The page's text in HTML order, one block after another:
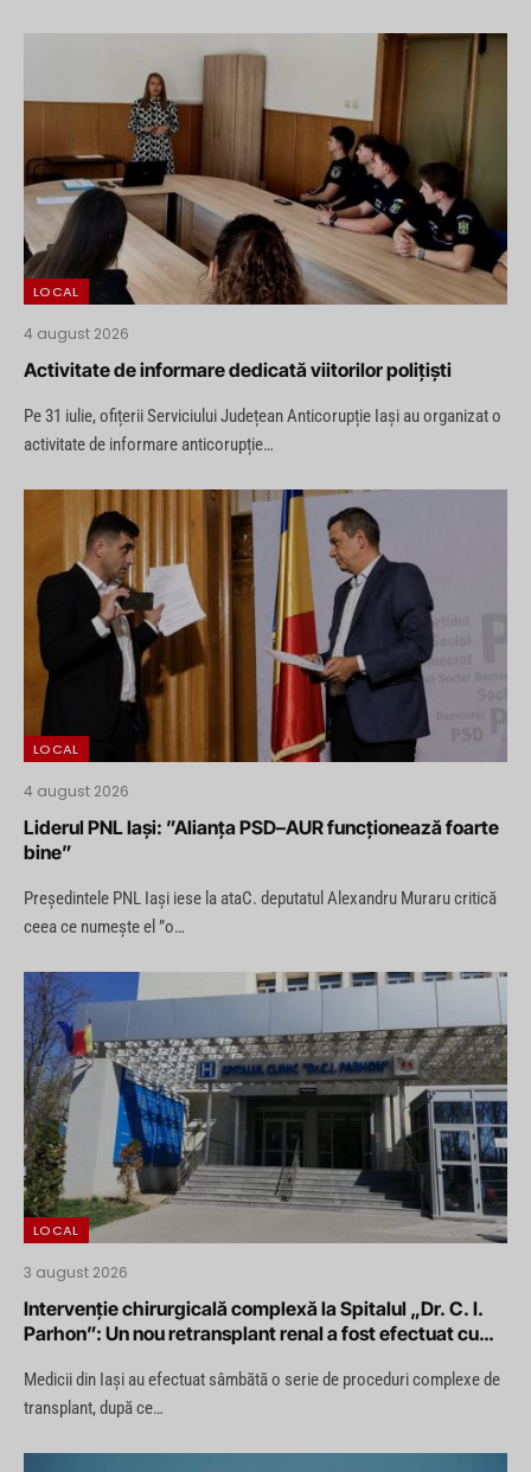
LOCAL
4 august 2026
Activitate de informare dedicată viitorilor polițiști
Pe 31 iulie, ofițerii Serviciului Județean Anticorupție Iași au organizat o
activitate de informare anticorupție…
LOCAL
4 august 2026
Liderul PNL Iași: ”Alianța PSD–AUR funcționează foarte
bine”
Președintele PNL Iași iese la ataC. deputatul Alexandru Muraru critică
ceea ce numește el ”o…
LOCAL
3 august 2026
Intervenție chirurgicală complexă la Spitalul „Dr. C. I.
Parhon”: Un nou retransplant renal a fost efectuat cu
Medicii din Iași au efectuat sâmbătă o serie de proceduri complexe de
transplant, după ce…